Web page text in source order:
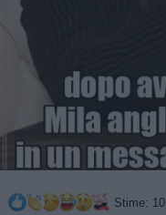
Stime: 10